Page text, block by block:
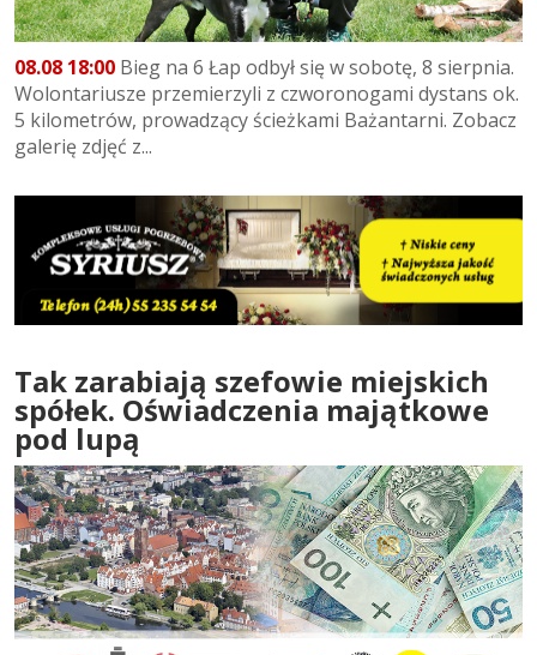
08.08 18:00 Bieg na 6 Łap odbył się w sobotę, 8 sierpnia.
Wolontariusze przemierzyli z czworonogami dystans ok.
5 kilometrów, prowadzący ścieżkami Bażantarni. Zobacz
galerię zdjęć z...
Tak zarabiają szefowie miejskich
spółek. Oświadczenia majątkowe
pod lupą